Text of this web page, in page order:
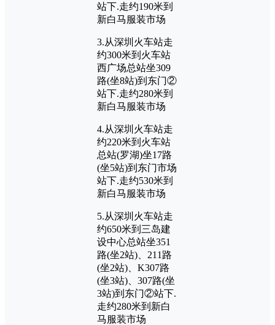
站下.走约190米到
新白马服装市场
3.从深圳火车站走
约300米到火车站
西广场总站坐309
路(坐8站)到东门②
站下.走约280米到
新白马服装市场
4.从深圳火车站走
约220米到火车站
总站(罗湖)坐17路
(坐5站)到东门市场
站下.走约530米到
新白马服装市场
5.从深圳火车站走
约650米到三岛建
设中心总站坐351
路(坐2站)、211路
(坐2站)、K307路
(坐3站)、307路(坐
3站)到东门②站下.
走约280米到新白
马服装市场